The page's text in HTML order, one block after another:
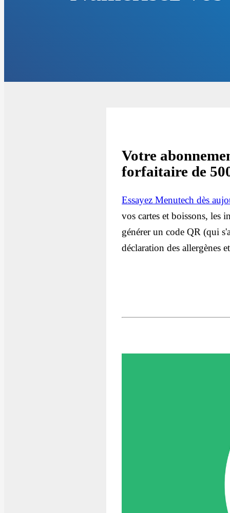
Votre
forfaitaire de
Essayez Menutech dès
vos cartes et boissons, les
générer un code QR (qui
déclaration des allergènes